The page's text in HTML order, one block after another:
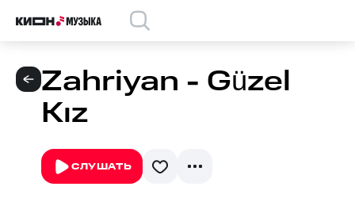
Zahriyan - Güzel
Kız
СЛУШАТЬ